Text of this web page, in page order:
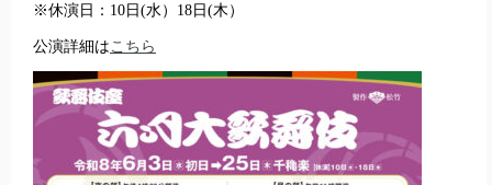
※休演日：10日(水）18日(木）
公演詳細はこちら